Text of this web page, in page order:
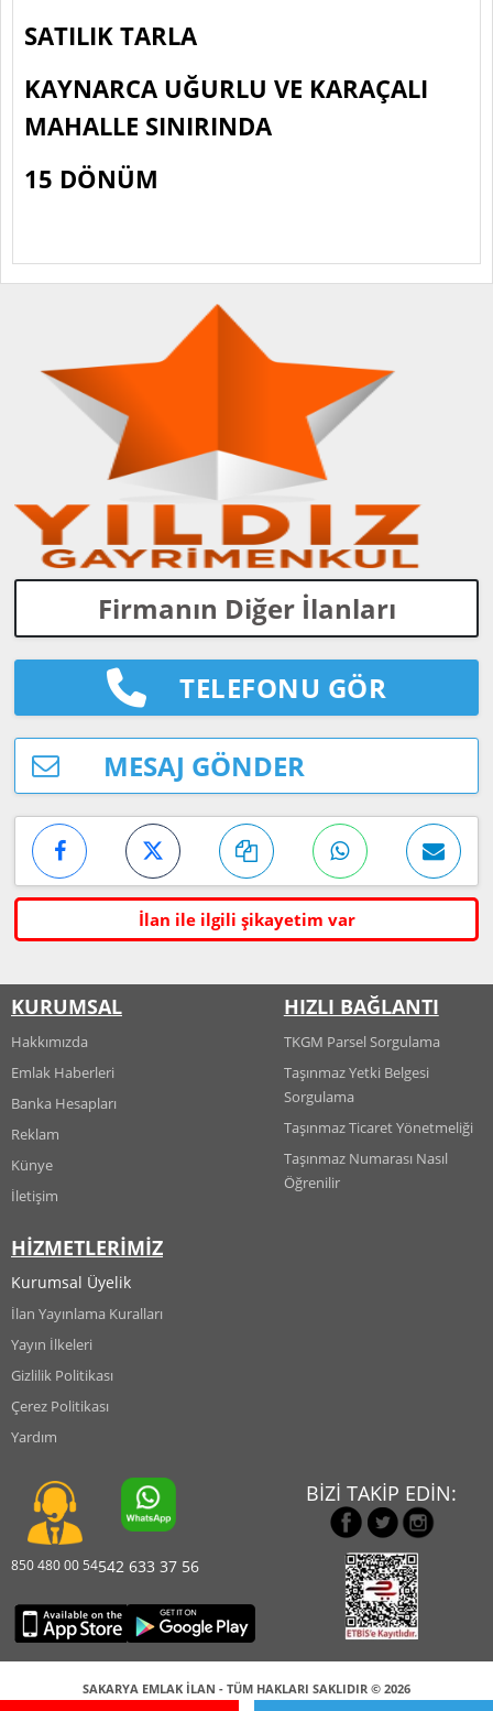
SATILIK TARLA
KAYNARCA UĞURLU VE KARAÇALI
MAHALLE SINIRINDA
15 DÖNÜM
Firmanın Diğer İlanları
TELEFONU GÖR
MESAJ GÖNDER
İlan ile ilgili şikayetim var
KURUMSAL
Hakkımızda
Emlak Haberleri
Banka Hesapları
Reklam
Künye
İletişim
HİZMETLERİMİZ
Kurumsal Üyelik
İlan Yayınlama Kuralları
Yayın İlkeleri
Gizlilik Politikası
Çerez Politikası
Yardım
HIZLI BAĞLANTI
TKGM Parsel Sorgulama
Taşınmaz Yetki Belgesi
Sorgulama
Taşınmaz Ticaret Yönetmeliği
Taşınmaz Numarası Nasıl
Öğrenilir
850 480 00 54542 633 37 56
BİZİ TAKİP EDİN:
SAKARYA EMLAK İLAN - TÜM HAKLARI SAKLIDIR © 2026